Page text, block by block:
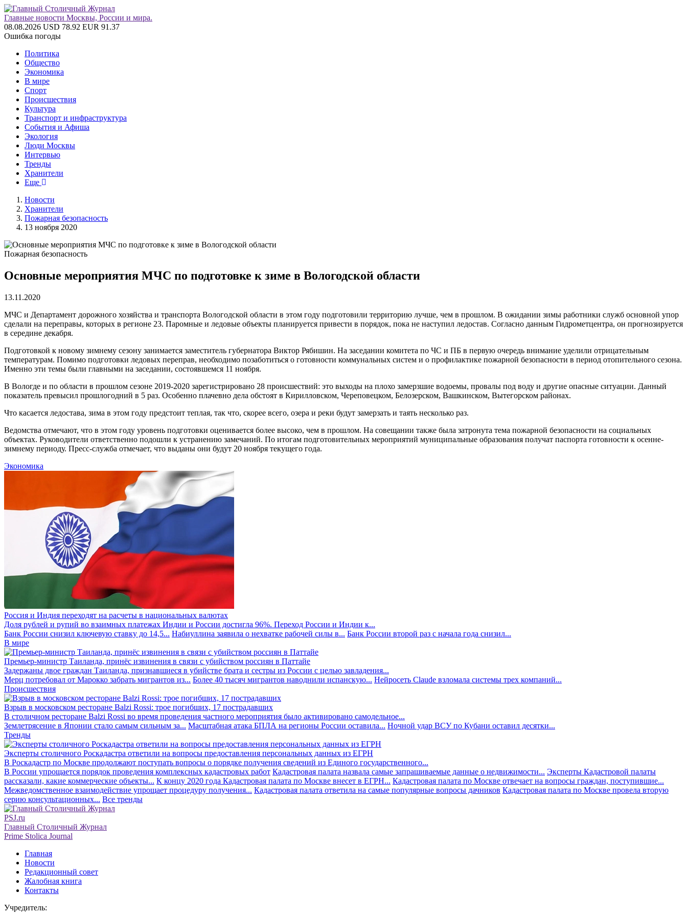
Главные новости Москвы, России и мира.
08.08.2026 USD 78.92 EUR 91.37
Ошибка погоды
Политика
Общество
Экономика
В мире
Спорт
Происшествия
Культура
Транспорт и инфраструктура
События и Афиша
Экология
Люди Москвы
Интервью
Тренды
Хранители
Еще
Новости
Хранители
Пожарная безопасность
13 ноября 2020
Пожарная безопасность
Основные мероприятия МЧС по подготовке к зиме в Вологодской области
13.11.2020
МЧС и Департамент дорожного хозяйства и транспорта Вологодской области в этом году подготовили территорию лучше, чем в прошлом. В ожидании зимы работники служб основной упор
сделали на переправы, которых в регионе 23. Паромные и ледовые объекты планируется привести в порядок, пока не наступил ледостав. Согласно данным Гидрометцентра, он прогнозируется
в середине декабря.
Подготовкой к новому зимнему сезону занимается заместитель губернатора Виктор Рябишин. На заседании комитета по ЧС и ПБ в первую очередь внимание уделили отрицательным
температурам. Помимо подготовки ледовых переправ, необходимо позаботиться о готовности коммунальных систем и о профилактике пожарной безопасности в период отопительного сезона.
Именно эти темы были главными на заседании, состоявшемся 11 ноября.
В Вологде и по области в прошлом сезоне 2019-2020 зарегистрировано 28 происшествий: это выходы на плохо замерзшие водоемы, провалы под воду и другие опасные ситуации. Данный
показатель превысил прошлогодний в 5 раз. Особенно плачевно дела обстоят в Кирилловском, Череповецком, Белозерском, Вашкинском, Вытегорском районах.
Что касается ледостава, зима в этом году предстоит теплая, так что, скорее всего, озера и реки будут замерзать и таять несколько раз.
Ведомства отмечают, что в этом году уровень подготовки оценивается более высоко, чем в прошлом. На совещании также была затронута тема пожарной безопасности на социальных
объектах. Руководители ответственно подошли к устранению замечаний. По итогам подготовительных мероприятий муниципальные образования получат паспорта готовности к осенне-
зимнему периоду. Пресс-служба отмечает, что выданы они будут 20 ноября текущего года.
Экономика
Россия и Индия переходят на расчеты в национальных валютах
Доля рублей и рупий во взаимных платежах Индии и России достигла 96%. Переход России и Индии к...
Банк России снизил ключевую ставку до 14,5... Набиуллина заявила о нехватке рабочей силы в... Банк России второй раз с начала года снизил...
В мире
Премьер-министр Таиланда, принёс извинения в связи с убийством россиян в Паттайе
Задержаны двое граждан Таиланда, признавшиеся в убийстве брата и сестры из России с целью завладения...
Мерц потребовал от Марокко забрать мигрантов из... Более 40 тысяч мигрантов наводнили испанскую... Нейросеть Claude взломала системы трех компаний...
Происшествия
Взрыв в московском ресторане Balzi Rossi: трое погибших, 17 пострадавших
В столичном ресторане Balzi Rossi во время проведения частного мероприятия было активировано самодельное...
Землетрясение в Японии стало самым сильным за... Масштабная атака БПЛА на регионы России оставила... Ночной удар ВСУ по Кубани оставил десятки...
Тренды
Эксперты столичного Роскадастра ответили на вопросы предоставления персональных данных из ЕГРН
В Роскадастр по Москве продолжают поступать вопросы о порядке получения сведений из Единого государственного...
В России упрощается порядок проведения комплексных кадастровых работ Кадастровая палата назвала самые запрашиваемые данные о недвижимости... Эксперты Кадастровой палаты
рассказали, какие коммерческие объекты... К концу 2020 года Кадастровая палата по Москве внесет в ЕГРН... Кадастровая палата по Москве отвечает на вопросы граждан, поступившие...
Межведомственное взаимодействие упрощает процедуру получения... Кадастровая палата ответила на самые популярные вопросы дачников Кадастровая палата по Москве провела вторую
серию консультационных... Все тренды
PSJ.ru
Главный Столичный Журнал
Prime Stolica Journal
Главная
Новости
Редакционный совет
Жалобная книга
Контакты
Учредитель: